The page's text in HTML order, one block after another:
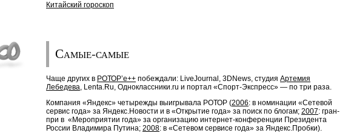
Китайский гороскоп
Самые-самые
Чаще других в РОТОР’e++ побеждали: LiveJournal, 3DNews, студия Артемия
Лебедева, Lenta.Ru, Одноклассники.ru и портал «Спорт-Экспресс» — по три раза.
Компания «Яндекс» четырежды выигрывала РОТОР (2006: в номинации «Сетевой
сервис года» за Яндекс.Новости и в «Открытие года» за поиск по блогам; 2007: гран-
при в «Мероприятии года» за организацию интернет-конференции Президента
России Владимира Путина; 2008: в «Сетевом сервисе года» за Яндекс.Пробки).